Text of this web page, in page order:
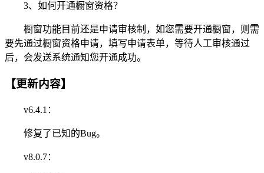
3、如何开通橱窗资格？
橱窗功能目前还是申请审核制，如您需要开通橱窗，则需
要先通过橱窗资格申请，填写申请表单，等待人工审核通过
后，会发送系统通知您开通成功。
【更新内容】
v6.4.1：
修复了已知的Bug。
v8.0.7：